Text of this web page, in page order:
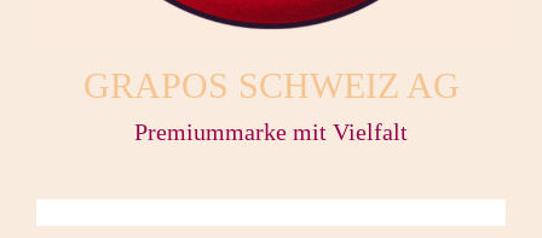
GRAPOS SCHWEIZ AG
Premiummarke mit Vielfalt